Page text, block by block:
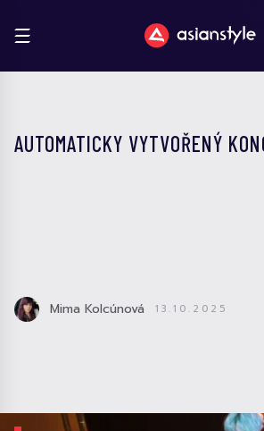
AUTOMATICKY VYTVOŘENÝ
Mima Kolcúnová 13.10.2025